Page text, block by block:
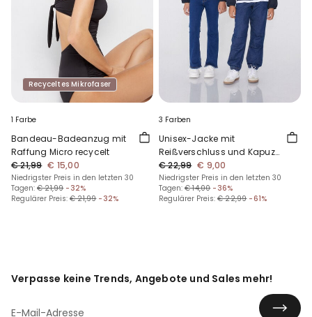
Recyceltes Mikrofaser
1 Farbe
Bandeau-Badeanzug mit
Raffung Micro recycelt
€ 21,99 € 15,00
Niedrigster Preis in den letzten 30
Tagen: € 21,99 -32%
Regulärer Preis: € 21,99 -32%
3 Farben
Unisex-Jacke mit
Reißverschluss und Kapuze
aus Funktionsgewebe für
Kinder
€ 22,99 € 9,00
Niedrigster Preis in den letzten 30
Tagen: € 14,00 -36%
Regulärer Preis: € 22,99 -61%
Verpasse keine Trends, Angebote und Sales mehr!